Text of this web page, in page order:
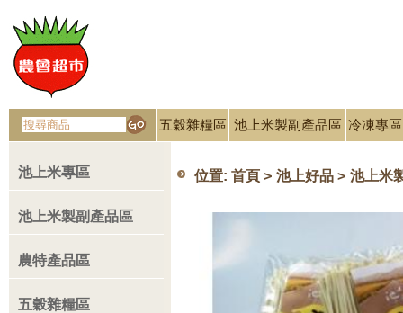
五穀雜糧區 池上米製副產品區 冷凍專區
池上米專區
池上米製副產品區
農特產品區
五穀雜糧區
位置: 首頁 > 池上好品 > 池上米